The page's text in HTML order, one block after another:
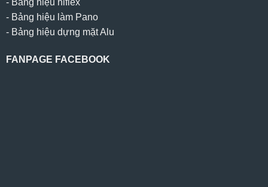
- Bảng hiệu hiflex
- Bảng hiệu làm Pano
- Bảng hiệu dựng mặt Alu
FANPAGE FACEBOOK